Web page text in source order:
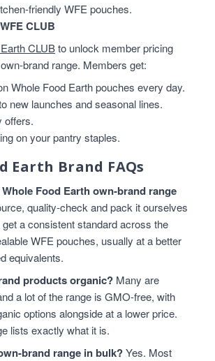
friendly WFE pouches.
CLUB
CLUBto unlock member pricing
brand range. Members get:
Whole Food Earth pouches every day.
new launches and seasonal lines.
offers.
on your pantry staples.
Earth Brand FAQs
Food Earth own-brand range
quality-check and pack it ourselves
a consistent standard across the
WFE pouches, usually at a better
equivalents.
products organic? Many are
a lot of the range is GMO-free, with
options alongside at a lower price.
lists exactly what it is.
brand range in bulk?Yes. Most